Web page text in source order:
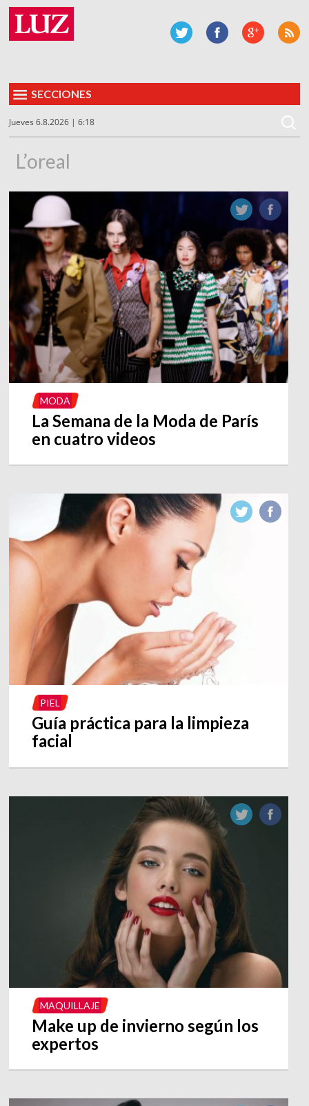
SECCIONES
Jueves 6.8.2026 | 6:18
L’oreal
MODA
La Semana de la Moda de París
en cuatro videos
PIEL
Guía práctica para la limpieza
facial
MAQUILLAJE
Make up de invierno según los
expertos